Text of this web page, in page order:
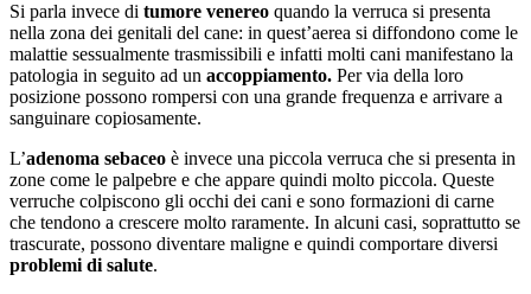
Si parla invece di tumore venereo quando la verruca si presenta
nella zona dei genitali del cane: in quest’aerea si diffondono come le
malattie sessualmente trasmissibili e infatti molti cani manifestano la
patologia in seguito ad un accoppiamento. Per via della loro
posizione possono rompersi con una grande frequenza e arrivare a
sanguinare copiosamente.
L’adenoma sebaceo è invece una piccola verruca che si presenta in
zone come le palpebre e che appare quindi molto piccola. Queste
verruche colpiscono gli occhi dei cani e sono formazioni di carne
che tendono a crescere molto raramente. In alcuni casi, soprattutto se
trascurate, possono diventare maligne e quindi comportare diversi
problemi di salute.